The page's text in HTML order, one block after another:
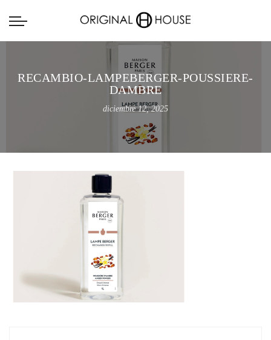
RECAMBIO-LAMPEBERGER-POUSSIERE-
DAMBRE
diciembre 12, 2025